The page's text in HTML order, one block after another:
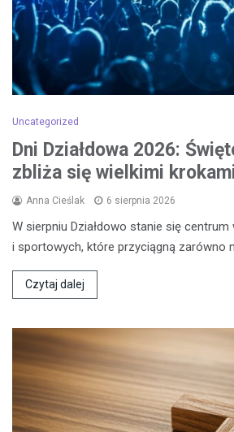
Uncategorized
Dni Działdowa 2026:
zbliża się wielkimi
Anna Cieślak 6 sierpnia 2026
W sierpniu Działdowo stanie się
i sportowych, które przyciągną zarówno
Czytaj dalej